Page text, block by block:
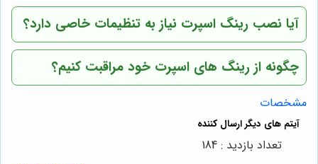
آیا نصب رینگ اسپرت نیاز به تنظیمات خاصی دارد؟
چگونه از رینگ های اسپرت خود مراقبت کنیم؟
مشخصات
تعداد بازدید : 184